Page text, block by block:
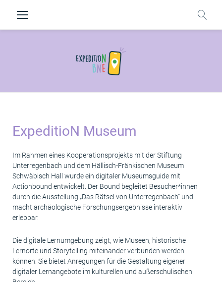
Inhalt
ExpeditioN Museum
Im Rahmen eines Kooperationsprojekts mit der Stiftung
Unterregenbach und dem Hällisch-Fränkischen Museum
Schwäbisch Hall wurde ein digitaler Museumsguide mit
Actionbound entwickelt. Der Bound begleitet Besucher*innen
durch die Ausstellung „Das Rätsel von Unterregenbach“ und
macht archäologische Forschungsergebnisse interaktiv
erlebbar.
Die digitale Lernumgebung zeigt, wie Museen, historische
Lernorte und Storytelling miteinander verbunden werden
können. Sie bietet Anregungen für die Gestaltung eigener
digitaler Lernangebote im kulturellen und außerschulischen